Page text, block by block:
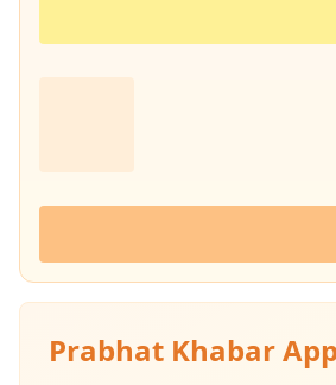
Prabhat Khabar